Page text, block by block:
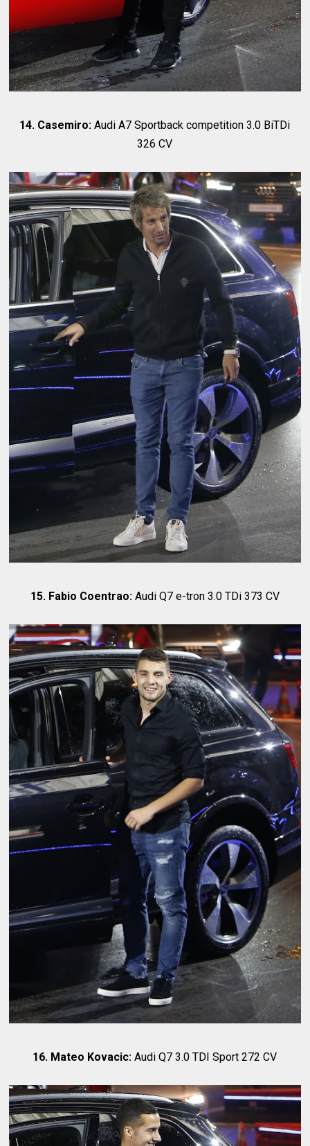
14. Casemiro: Audi A7 Sportback competition 3.0 BiTDi
326 CV
15. Fabio Coentrao:Audi Q7 e-tron 3.0 TDi 373 CV
16. Mateo Kovacic: Audi Q7 3.0 TDI Sport 272 CV